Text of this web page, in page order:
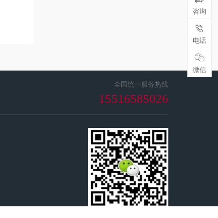
全国统一服务热线
15516585026
咨询
电话
微信